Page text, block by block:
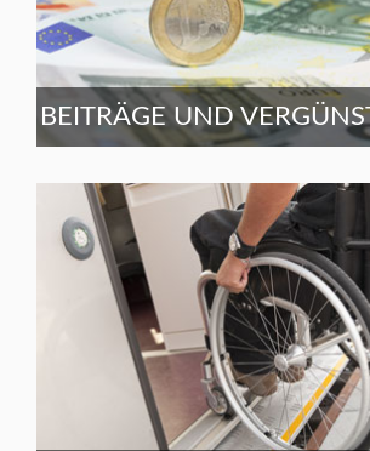
BEITRÄGE UND